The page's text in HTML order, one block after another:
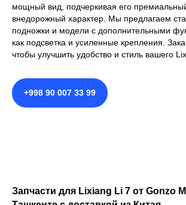
мощный вид, подчеркивая его
внедорожный характер. Мы предлагаем
подножки и модели с дополнительными
как подсветка и усиленные крепления.
чтобы улучшить удобство и стиль вашего
+998 90 007 33 99
Запчасти для Lixiang Li 7 от Gonzo